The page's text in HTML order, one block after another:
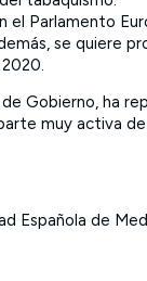
Parlamento
se quiere
Gobierno, ha
muy activa
Española de